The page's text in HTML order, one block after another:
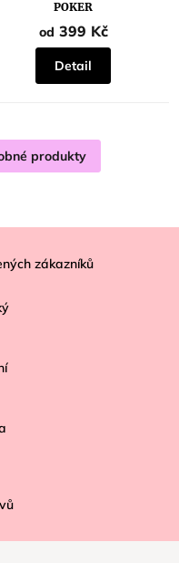
POKER
od 399 Kč
Detail
produkty
zákazníků